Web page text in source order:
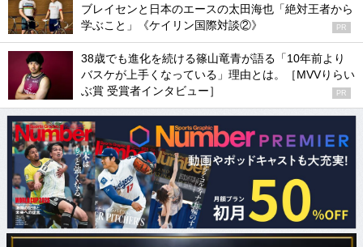
ブレイセンと日本のエースの太田海也「絶対王者から
学ぶこと」《ケイリン国際対談②》
PR
38歳でも進化を続ける篠山竜青が語る「10年前より
バスケが上手くなっている」理由とは。［MVVりらい
ぶ賞 受賞者インタビュー］
PR